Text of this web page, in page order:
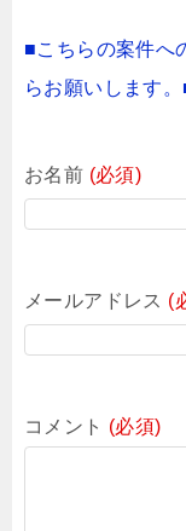
■こちらの案件へ
らお願いします。
お名前 (必須)
メールアドレス (
コメント (必須)